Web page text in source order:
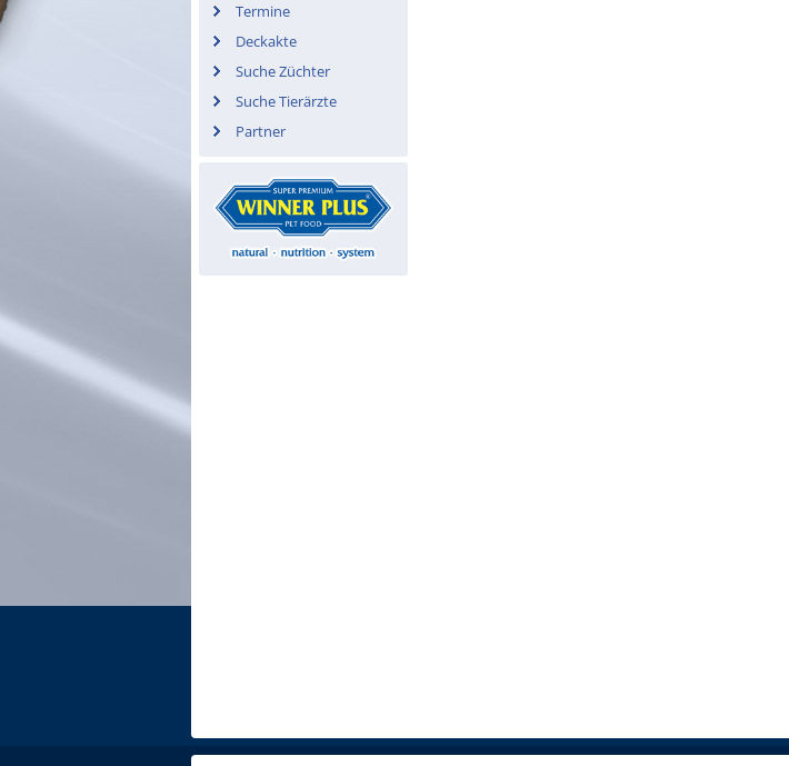
Termine
Deckakte
Suche Züchter
Suche Tierärzte
Partner